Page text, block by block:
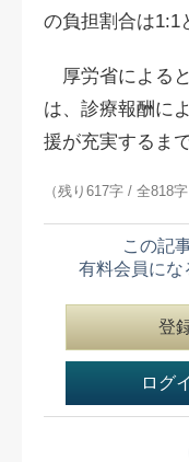
の負担割合は1:1
厚労省による
は、診療報酬に
援が充実するま
（残り617字 / 全818字
この記
有料会員にな
登
ログ